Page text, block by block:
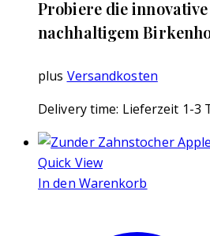
Probiere die
nachhaltigem
plus Versandkosten
Delivery time: Lieferzeit 1-3
Quick View
In den Warenkorb